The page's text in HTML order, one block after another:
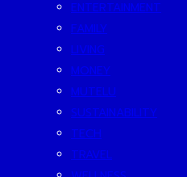
ENTERTAINMENT
FAMILY
LIVING
MONEY
MUTELU
SUSTAINABILITY
TECH
TRAVEL